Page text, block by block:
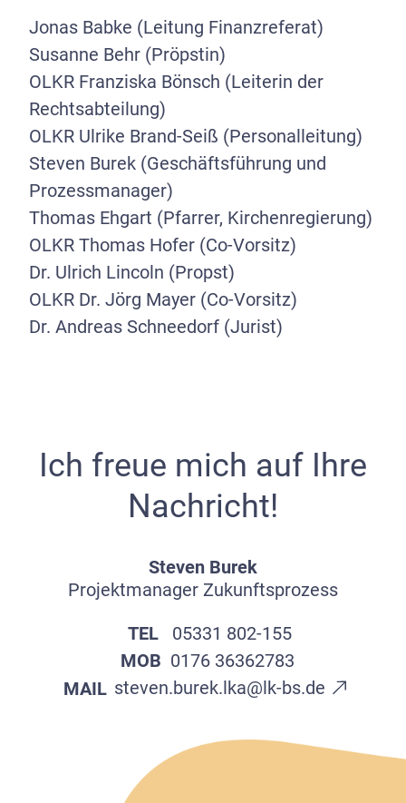
Jonas Babke (Leitung Finanzreferat)
Susanne Behr (Pröpstin)
OLKR Franziska Bönsch (Leiterin der
Rechtsabteilung)
OLKR Ulrike Brand-Seiß (Personalleitung)
Steven Burek (Geschäftsführung und
Prozessmanager)
Thomas Ehgart (Pfarrer, Kirchenregierung)
OLKR Thomas Hofer (Co-Vorsitz)
Dr. Ulrich Lincoln (Propst)
OLKR Dr. Jörg Mayer (Co-Vorsitz)
Dr. Andreas Schneedorf (Jurist)
Ich freue mich auf Ihre
Nachricht!
Steven Burek
Projektmanager Zukunftsprozess
TEL
05331 802-155
MOB 0176 36362783
MAIL steven.burek.lka@lk-bs.de